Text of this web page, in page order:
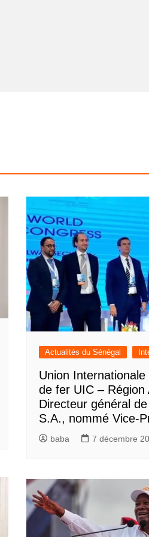
Actualités du Sénégal
Union
de fer UIC –
Directeur général
S.A., nommé Vice-
baba 7 décembre